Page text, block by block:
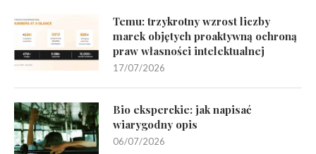
Temu: trzykrotny wzrost liczby
marek objętych proaktywną ochroną
praw własności intelektualnej
17/07/2026
Bio eksperckie: jak napisać
wiarygodny opis
06/07/2026